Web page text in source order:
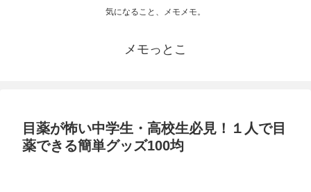
気になること、メモメモ。
メモっとこ
目薬が怖い中学生・高校生必見！１人で目
薬できる簡単グッズ100均